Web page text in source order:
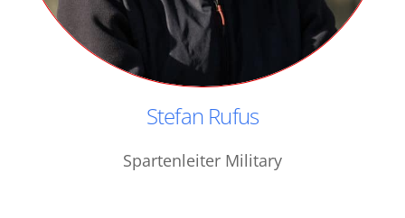
Stefan Rufus
Spartenleiter Military